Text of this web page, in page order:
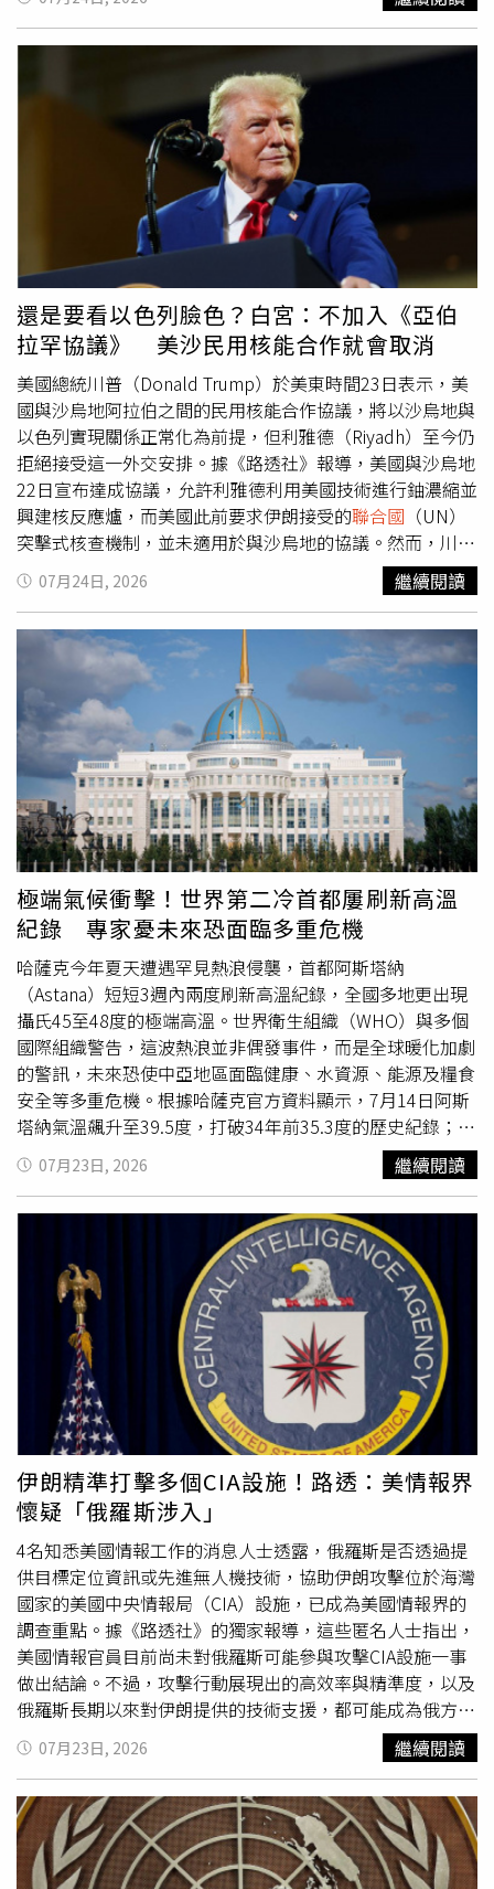
都）與布宜諾斯艾利斯（Buenos Aires，阿根廷首都）一直
將中國與南方共同市場自由貿易協定，視為本國工業基礎的
威脅，因此努力阻止相關議題列入南方共同市場議程。烏拉
圭則率先打破這項共識。時任總統波烏（Luis Lacalle
Pou）早在2021年便開始推動與中國簽署雙邊自由貿易協
定，並與北京共同進行可行性研究，多次批評南方共同市場
的保護主義，使烏拉圭失去向全球開放的能力。烏拉圭的行
動令區域內大型經濟體憂心，因為南方共同市場成立依據的
《亞松森條約》（Treaty of Asuncion）規定，成員國必須
共同對外實施統一關稅，並共同與第三方展開貿易談判。巴
西與阿根廷因此警告，若烏拉圭單獨與中國簽署協定，可能
引發法律及貿易報復措施。巴西官員也擔心，中國商品可能
先在烏拉圭加工，再享有成員國優惠待遇流入整個共同市
場，進而從內部削弱關稅同盟制度。因此魯拉展開第3任期
後，阻止烏拉圭與中國單獨談判成為其首要外交任務之一。
2023年1月首次出訪時，他便前往蒙特維多
（Montevideo，烏拉圭首都），試圖說服波烏放棄雙邊自
由貿易路線。魯拉身邊官員當時甚至形容，烏拉圭的計畫可
能「摧毀南方共同市場」。為此，巴西提出多項交換條件，
包括恢復跨境基礎建設工程、重新恢復對共同市場發展基金
的出資，以及承諾停止單方面調降共同對外關稅。最終，波
烏選擇讓步，同意將烏拉圭與中國深化經貿合作的目標，改
由南方共同市場整體談判推動。另一方面，巴西製造業界始
終強烈反對向中國開放共同市場。2024年，由巴西主要製
造業協會組成的「工業聯盟」領導人曾警告，若與中國簽署
自由貿易協定，將是1場「災難」。他們表示，產業界早已
面臨所謂「中國商品入侵」，使總額高達8258億巴西里耳
（reais，約合逾1500億美元）的投資計畫面臨風險。工業
聯盟協調人、同時也是巴西鋼鐵研究院（Brazil Steel
Institute）負責人的洛佩斯（Marco Polo de Mello
Lopes）當時形容，中國在部分市場的出口策略具有掠奪
性，是政府透過虧損價格大量消化過剩產能的結果，「即使
沒有自由貿易協定，我們已經身處這場海嘯之中；如果真的
簽署協議，你可以想像將發生什麼事。」巴西國家汽車製造
商協會（Anfavea）也認為，汽車產業正投入高成本的電動
化轉型，此時並非進一步開放市場的適當時機。此外，任何
涵蓋整個南方共同市場的談判，仍將面臨巴拉圭這項結構性
障礙。作為共同市場正式成員，巴拉圭目前仍與中華民國維
持外交關係，而非與北京建交。然而，隨著川普持續擴大貿
易攻勢，上述各國的政策盤算開始轉向。今年2月，烏拉圭
總統奧爾西（Yamandu Orsi）率領150人代表團訪問北京，
成為美國特種部隊進入委內瑞拉非法綁架馬杜洛（Nicolas
Maduro）後，首位訪問北京的南美洲領導人。中國與烏拉
圭當時共同簽署聯合聲明，呼籲儘速啟動中國與南方共同市
場自由貿易協定談判，雙方同時簽署十餘項涵蓋貿易、科技
及環境等領域的合作文件。此次習近平與魯拉的通話顯示，
巴西如今已轉而支持這項倡議。不過，雙方仍特別強調「必
要的彈性」，意味著巴西談判代表未來可能要求對敏感工業
部門設置保護措施。除了經貿議題外，兩位領導人也討論了
當前充滿挑戰的國際局勢。雙方對「持續增加的衝突對全球
糧食及能源安全造成衝擊」表示關切，並指出「對荷姆茲海
峽（Strait of Hormuz）及曼德海峽（Bab el-Mandeb）自
由航行的限制，正對全球經濟造成傷害」，同時對加薩
（Gaza）持續惡化的人道危機表示遺憾。魯拉與習近平也
再次談及烏克蘭危機「和平之友小組」（Group of Friends
of Peace）倡議。這項倡議由中國與巴西於2024年9月在 聯
合國（UN）共同發起，目的在於凝聚全球南方（Global
South）國家支持透過政治方式解決俄烏戰爭。雙方表示，
該倡議未來可望在重啟終結戰爭談判方面發揮重要作用。兩
位領導人同時批評聯合國 安全理事會（United Nations
Security Council）未能充分回應國際危機，並指出聯合國
下一任秘書長將面臨格外艱鉅的國際局勢，雙方承諾將持續
在聯合國及金磚國家（BRICS）框架下保持密切協調。
教第3大聖地的行動，是在以色列警方的保護下進行的。聲
明示警：「這些挑釁行動助長仇恨與極端主義，並阻礙根據
兩國方案推動公正且持久和平的努力。」同時強調，此次升
高的局勢是「非法企圖改變耶路撒冷聖地歷史與法律現狀。
以色列對被占領的耶路撒冷，或其境內的伊斯蘭與基督教聖
地，不具有任何主權。」23日，超過4,200名以色列殖民者
及極右翼團體成員，闖入了阿克薩清真寺的建築群，這是今
年規模最大的闖入行動之一，目的是哀悼猶太教一年一度的
禁食日「聖殿被毀日」（Tisha B’Av）。據悉，該節日是
為了紀念耶路撒冷第一聖殿和第二聖殿，先後遭新巴比倫帝
國和羅馬帝國毀滅，而猶太人相信聖殿曾位於穆斯林稱為阿
克薩清真寺、猶太人稱為聖殿山（Temple Mount）的地
點。以色列極右翼政黨「猶太力量黨」（Jewish Power）
成員、國家安全部長班吉維爾（Itamar Ben-Gvir）也在大量
警力戒護下進入該地點。巴勒斯坦官員透露，以色列部隊當
天對清真寺入口實施嚴格限制，禁止大量巴勒斯坦朝拜者與
學生進入，並毆打了數位民眾。對此，聯合聲明呼籲以色列
「作為占領力量」，立即解除針對阿克薩清真寺所實施的限
制。與此同時，聲明也要求國際社會「採取堅定立場，迫使
以色列停止持續違反規定的行為，以及針對耶路撒冷伊斯蘭
與基督教聖地所採取的非法措施，並停止對這些聖地神聖性
的侵犯。」報導補充，以色列於1967年占領東耶路撒冷，
並在1980年正式將其吞併。2024年，
6大主要機構之
一的「國際法院」（International Court of Justice）裁
定，以色列占領包括東耶路撒冷在內的巴勒斯坦領土，屬於
非法行為。根據現行歷史安排，阿克薩清真寺由約旦任命的
「耶路撒冷伊斯蘭宗教信託機構」（Jerusalem Waqf）負
責管理。
還是要看以色列臉色？白宮：不加入《亞伯
拉罕協議》 美沙民用核能合作就會取消
美國總統川普（Donald Trump）於美東時間23日表示，美
國與沙烏地阿拉伯之間的民用核能合作協議，將以沙烏地與
以色列實現關係正常化為前提，但利雅德（Riyadh）至今仍
拒絕接受這一外交安排。據《路透社》報導，美國與沙烏地
22日宣布達成協議，允許利雅德利用美國技術進行鈾濃縮並
興建核反應爐，而美國此前要求伊朗接受的聯合國 （UN）
突擊式核查機制，並未適用於與沙烏地的協議。然而，川普
稍晚又宣稱，這項核能協議只有在沙烏地加入由美國斡旋、
促成多個阿拉伯國家與以色列建立外交關係的《亞伯拉罕協
議》（Abraham Accords）後才會生效，但沙烏地長期以來
拒絕加入該協議，除非協議中包含建立巴勒斯坦國
（Palestinian statehood）的明確路徑。川普23日在「真相
社群」（Truth Social）發文表示：「民用核能協議（不會
有任何濃縮核材料！）……只涉及非軍事用途，例如伊朗和
阿拉伯聯合大公國，以及其他國家目前已擁有的類型。這項
協議將獲得批准，但完全取決於沙烏地是否加入備受尊敬且
成功的《亞伯拉罕協議》。」他強調，「美國並不反對民用
（非濃縮型）核能設施。」白宮新聞秘書李維特（Karoline
Leavitt）也表示，川普過去曾多次與海灣國家及阿拉伯盟友
討論，將民用核能協議與《亞伯拉罕協議》掛鉤。如果沙烏
地不加入該協議，「這項交易就會取消。」李維特還向白宮
記者補充：「我們將繼續與沙烏地夥伴進行討論，以完成協
議最終定案，並希望很快看到他們加入《亞伯拉罕協
議》。」同時她不認為川普在發文後曾與沙烏地王儲沙爾曼
（Mohammed bin Salman）通話，但這項要求確實曾在雙
方過去的談話中被提出。據悉，美國國會將有90個會期日審
查這項協議，之後協議才可能正式生效。此外，協議中關於
鈾濃縮部分，也將進行為期2年的可行性研究。在川普將核
協議與《亞伯拉罕協議》掛勾之前，沙烏地曾表示，這項協
議支持該國能源來源多元化的努力，並包含「最高國際標
準」的核安全、核保安以及核不擴散措施。報導補充，阿拉
伯聯合大公國與巴林在川普1.0任內的2020年，簽署了《亞
伯拉罕協議》，打破阿拉伯國家長期以來的外交禁忌，成為
近25年來首批正式承認以色列的阿拉伯國家。隨後，摩洛哥
與蘇丹也加入了該協議。以色列始終擔憂，沙烏地核能協議
可能引發西亞地區的核子軍備競賽，因此對川普提出的附帶
條件表示歡迎。以色列總理納坦雅胡（Benjamin
Netanyahu）的辦公室23日在聲明中稱：「沙烏地阿拉伯加
入《亞伯拉罕協議》，將會是西亞和平歷史性的一大進
展。」對此，李維特也宣稱，她不清楚納坦雅胡是否曾要求
將核協議與更廣泛的《亞伯拉罕協議》掛勾，「據我所知是
沒有。」
07月24日, 2026 繼續閱讀
極端氣候衝擊！世界第二冷首都屢刷新高溫
紀錄 專家憂未來恐面臨多重危機
哈薩克今年夏天遭遇罕見熱浪侵襲，首都阿斯塔納
（Astana）短短3週內兩度刷新高溫紀錄，全國多地更出現
攝氏45至48度的極端高溫。世界衛生組織（WHO）與多個
國際組織警告，這波熱浪並非偶發事件，而是全球暖化加劇
的警訊，未來恐使中亞地區面臨健康、水資源、能源及糧食
安全等多重危機。根據哈薩克官方資料顯示，7月14日阿斯
塔納氣溫飆升至39.5度，打破34年前35.3度的歷史紀錄；6
月23日也曾測得36.8度，高於1941年創下的36.4度紀錄。
上週當地氣溫仍維持在36度左右，政府持續透過緊急警報系
統發布高溫警示。熱浪不僅席捲首都，全國西南部最高達44
度，南部與東南部更出現45至48度高溫。官方預估，高溫
將持續至7月底，西部及南部仍可能維持35至45度酷熱天
氣。今年夏天，哈薩克南部社群媒體再次瘋傳民眾利用烈日
曝曬的地面直接煎蛋的影片，也凸顯極端高溫已成為當地夏
季的新常態。
兒童基金會（UNICEF）指出，哈薩克
近四分之三國土暴露於氣候變遷帶來的健康風險。世界銀行
（World Bank）則警告，若缺乏有效調適措施，到2050年
歐洲及中亞城市因高溫死亡的人數恐增加至目前的3倍。世
界衛生組織歐洲區主任克魯格（Hans Henri P. Kluge）表
示，即使是在中度氣候變遷情境下，哈薩克與烏茲別克未來
仍將成為中亞熱浪死亡率增幅最大的國家，呼籲各國應在下
一個夏天來臨前建立完整的高溫健康應變機制。除了健康衝
擊，高溫也使乾旱及森林火災風險持續升高。哈薩克2025
年已創下史上最熱一年，全年平均氣溫較氣候平均值高出
2.98度，超過30度及35度以上高溫日數逐年增加，尤其南
部與西部地區受影響最明顯。氣候暖化也正在加快冰川消失
的速度，分析指出自1950年以來，哈薩克冰川已流失14%
至30%的冰量。雖然目前冰川融化暫時能增加河川水量，但
到本世紀末，隨著冰川逐漸耗盡，錫爾河、伊犁河等重要河
川流量恐大幅下降，進一步威脅整個中亞地區的水資源、能
源與糧食安全。作為全球主要小麥出口國之一，哈薩克若長
期遭受高溫與乾旱衝擊，不僅農作物產量、牧草生長及灌溉
用水將受到影響，也可能對整個中亞地區乃至全球糧食供應
帶來連鎖效應。
07月23日, 2026 繼續閱讀
伊朗精準打擊多個CIA設施！路透：美情報界
懷疑「俄羅斯涉入」
4名知悉美國情報工作的消息人士透露，俄羅斯是否透過提
供目標定位資訊或先進無人機技術，協助伊朗攻擊位於海灣
國家的美國中央情報局（CIA）設施，已成為美國情報界的
調查重點。據《路透社》的獨家報導，這些匿名人士指出，
美國情報官員目前尚未對俄羅斯可能參與攻擊CIA設施一事
做出結論。不過，攻擊行動展現出的高效率與精準度，以及
俄羅斯長期以來對伊朗提供的技術支援，都可能成為俄方涉
入戰爭的證據。《路透社》及其他媒體此前曾表示，美國官
員已承認，俄羅斯經常在伊朗攻擊海灣國家的美國資產時，
提供目標定位及其他形式的支援。然而，美國情報界正在調
查俄羅斯是否協助伊朗攻擊CIA設施一事，此前從未被公開
披露。《路透社》報導稱，至少有2個CIA設施在3月遭到攻
擊。其中1處是位於沙烏地阿拉伯首都利雅德（Riyadh）的
07月23日, 2026 繼續閱讀